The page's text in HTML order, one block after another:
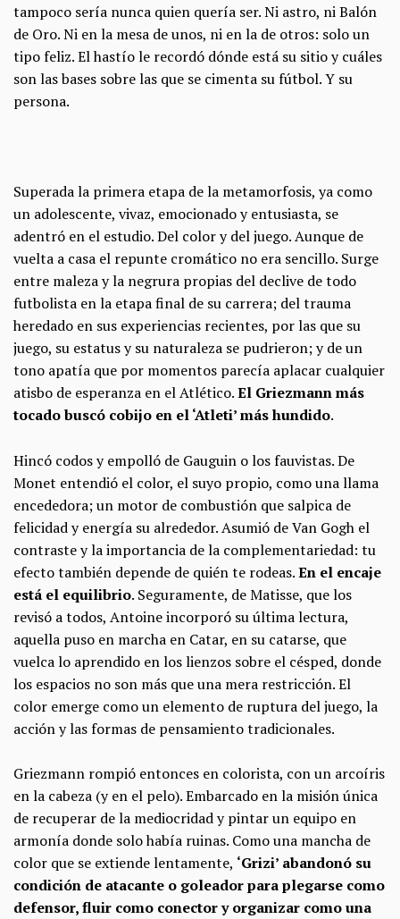
tampoco sería nunca quien quería ser. Ni astro, ni Balón
de Oro. Ni en la mesa de unos, ni en la de otros: solo un
tipo feliz. El hastío le recordó dónde está su sitio y cuáles
son las bases sobre las que se cimenta su fútbol. Y su
persona.
Superada la primera etapa de la metamorfosis, ya como
un adolescente, vivaz, emocionado y entusiasta, se
adentró en el estudio. Del color y del juego. Aunque de
vuelta a casa el repunte cromático no era sencillo. Surge
entre maleza y la negrura propias del declive de todo
futbolista en la etapa final de su carrera; del trauma
heredado en sus experiencias recientes, por las que su
juego, su estatus y su naturaleza se pudrieron; y de un
tono apatía que por momentos parecía aplacar cualquier
atisbo de esperanza en el Atlético.El Griezmann más
tocado buscó cobijo en el ‘Atleti’ más hundido.
Hincó codos y empolló de Gauguin o los fauvistas. De
Monet entendió el color, el suyo propio, como una llama
encededora; un motor de combustión que salpica de
felicidad y energía su alrededor. Asumió de Van Gogh el
contraste y la importancia de la complementariedad: tu
efecto también depende de quién te rodeas.En el encaje
está el equilibrio. Seguramente, de Matisse, que los
revisó a todos, Antoine incorporó su última lectura,
aquella puso en marcha en Catar, en su catarse, que
vuelca lo aprendido en los lienzos sobre el césped, donde
los espacios no son más que una mera restricción. El
color emerge como un elemento de ruptura del juego, la
acción y las formas de pensamiento tradicionales.
Griezmann rompió entonces en colorista, con un arcoíris
en la cabeza (y en el pelo). Embarcado en la misión única
de recuperar de la mediocridad y pintar un equipo en
armonía donde solo había ruinas. Como una mancha de
color que se extiende lentamente, ‘Grizi’ abandonó su
condición de atacante o goleador para plegarse como
defensor, fluir como conector y organizar como una